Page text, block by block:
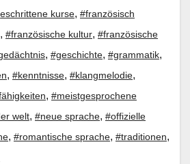
kurse, #französisch
, #französische kultur, #französische
, #geschichte, #grammatik,
, #kenntnisse, #klangmelodie,
, #meistgesprochene
welt, #neue sprache, #offizielle
, #romantische sprache, #traditionen,